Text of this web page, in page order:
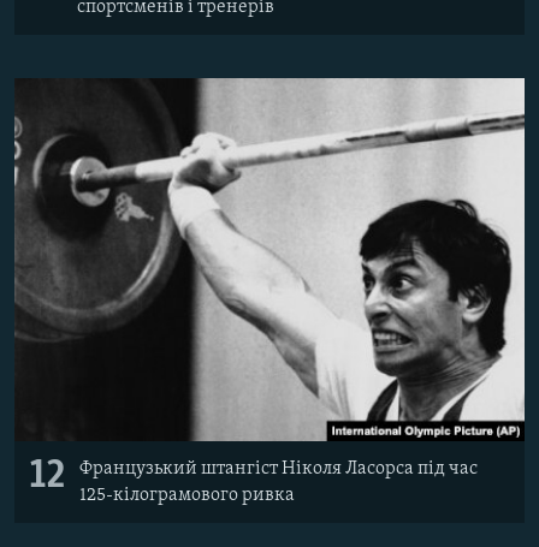
спортсменів і тренерів
12
Французький штангіст Ніколя Ласорса під час
125-кілограмового ривка